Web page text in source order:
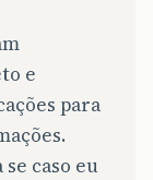
e
para
caso eu